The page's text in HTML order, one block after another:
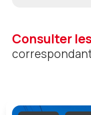
consulter